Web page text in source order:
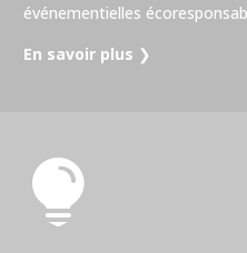
événementielles
En savoir plus ❯
